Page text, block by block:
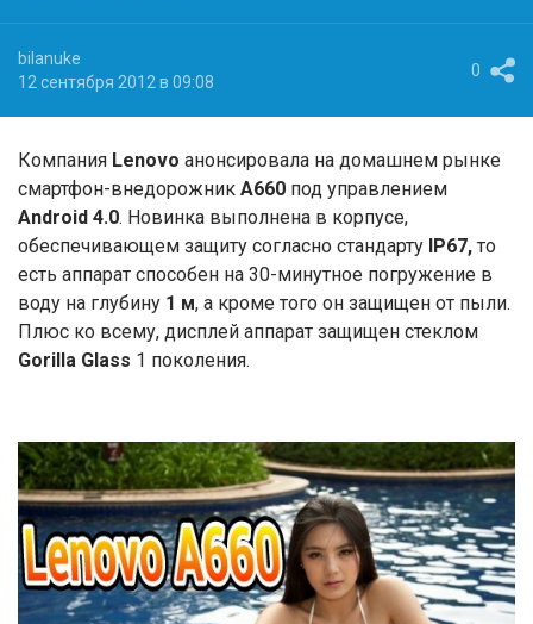
bilanuke
12 сентября 2012 в 09:08
0
Компания Lenovo анонсировала на домашнем рынке
смартфон-внедорожник A660 под управлением
Android 4.0. Новинка выполнена в корпусе,
обеспечивающем защиту согласно стандарту IP67, то
есть аппарат способен на 30-минутное погружение в
воду на глубину 1 м, а кроме того он защищен от пыли.
Плюс ко всему, дисплей аппарат защищен стеклом
Gorilla Glass 1 поколения.